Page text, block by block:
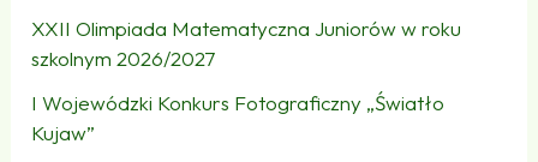
XXII Olimpiada Matematyczna Juniorów w roku
szkolnym 2026/2027
I Wojewódzki Konkurs Fotograficzny „Światło
Kujaw”